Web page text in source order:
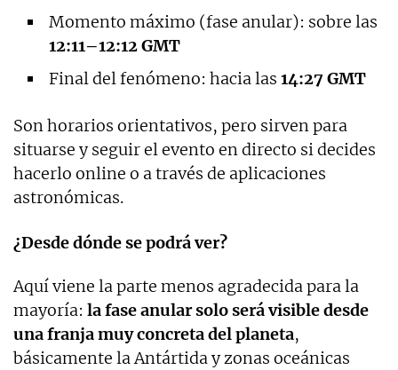
Momento máximo (fase anular): sobre las
12:11–12:12 GMT
Final del fenómeno: hacia las 14:27 GMT
Son horarios orientativos, pero sirven para
situarse y seguir el evento en directo si decides
hacerlo online o a través de aplicaciones
astronómicas.
¿Desde dónde se podrá ver?
Aquí viene la parte menos agradecida para la
mayoría: la fase anular solo será visible desde
una franja muy concreta del planeta,
básicamente la Antártida y zonas oceánicas